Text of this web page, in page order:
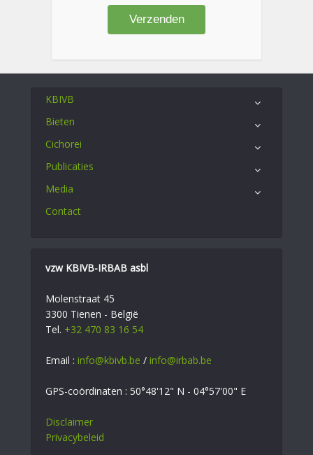
KBIVB
Bieten
Cichorei
Publicaties
Media
Contact
vzw KBIVB-IRBAB asbl
Molenstraat 45
3300 Tienen - België
Tel. +32 470 83 16 54
Email : info@kbivb.be / info@irbab.be
GPS-coördinaten : 50°48'12" N - 04°57'00" E
Disclaimer
Privacybeleid